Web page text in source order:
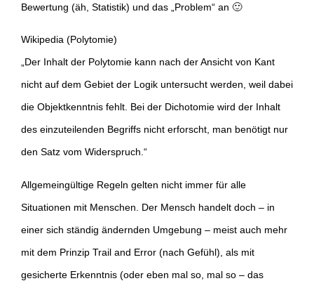
Bewertung (äh, Statistik) und das „Problem“ an 🙂
Wikipedia (Polytomie)
„Der Inhalt der Polytomie kann nach der Ansicht von Kant
nicht auf dem Gebiet der Logik untersucht werden, weil dabei
die Objektkenntnis fehlt. Bei der Dichotomie wird der Inhalt
des einzuteilenden Begriffs nicht erforscht, man benötigt nur
den Satz vom Widerspruch.“
Allgemeingültige Regeln gelten nicht immer für alle
Situationen mit Menschen. Der Mensch handelt doch – in
einer sich ständig ändernden Umgebung – meist auch mehr
mit dem Prinzip Trail and Error (nach Gefühl), als mit
gesicherte Erkenntnis (oder eben mal so, mal so – das